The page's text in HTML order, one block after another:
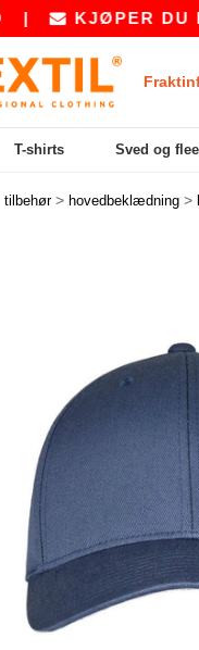
KJØPER DU
T-shirts Sved og
> hovedbeklædning >